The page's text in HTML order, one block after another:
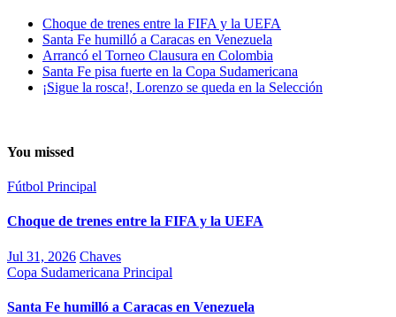
Choque de trenes entre la FIFA y la UEFA
Santa Fe humilló a Caracas en Venezuela
Arrancó el Torneo Clausura en Colombia
Santa Fe pisa fuerte en la Copa Sudamericana
¡Sigue la rosca!, Lorenzo se queda en la Selección
You missed
Fútbol Principal
Choque de trenes entre la FIFA y la UEFA
Jul 31, 2026 Chaves
Copa Sudamericana Principal
Santa Fe humilló a Caracas en Venezuela